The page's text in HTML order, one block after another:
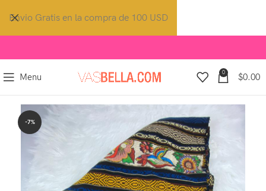
Menu 0 $0.00
-7%
Envio Gratis en la compra de 100 USD